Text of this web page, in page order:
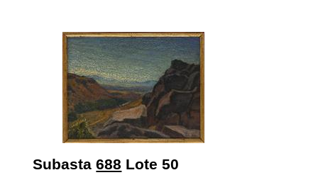
Subasta 688 Lote 50